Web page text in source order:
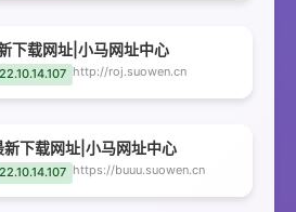
下载网址|小马网址中心
http://roj.suowen.cn
下载网址|小马网址中心
https://buuu.suowen.cn